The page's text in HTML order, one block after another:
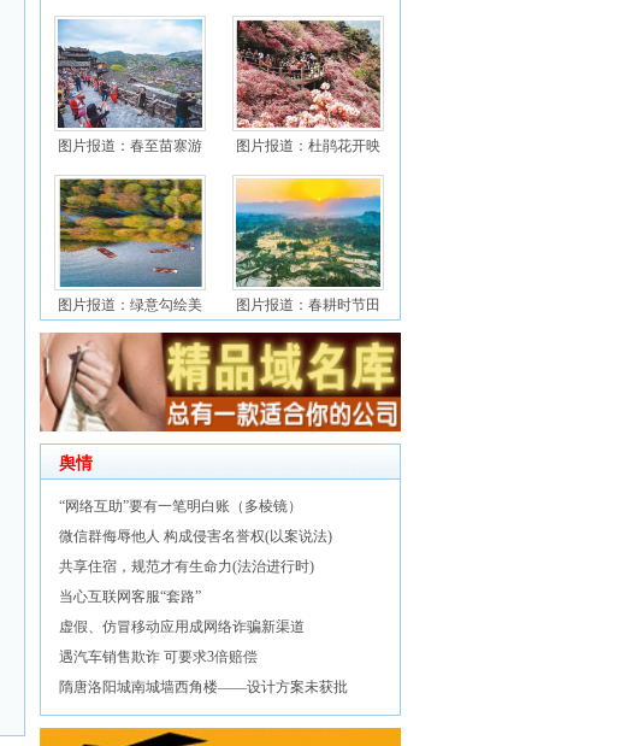
图片报道：春至苗寨游 图片报道：杜鹃花开映
图片报道：绿意勾绘美 图片报道：春耕时节田
舆情
“网络互助”要有一笔明白账（多棱镜）
微信群侮辱他人 构成侵害名誉权(以案说法)
共享住宿，规范才有生命力(法治进行时)
当心互联网客服“套路”
虚假、仿冒移动应用成网络诈骗新渠道
遇汽车销售欺诈 可要求3倍赔偿
隋唐洛阳城南城墙西角楼——设计方案未获批